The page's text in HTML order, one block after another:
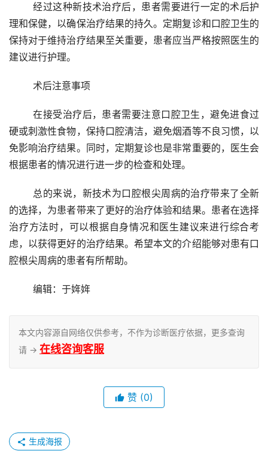
	经过这种新技术治疗后，患者需要进行一定的术后护
理和保健，以确保治疗结果的持久。定期复诊和口腔卫生的
保持对于维持治疗结果至关重要，患者应当严格按照医生的
建议进行护理。
	术后注意事项
	在接受治疗后，患者需要注意口腔卫生，避免进食过
硬或刺激性食物，保持口腔清洁，避免烟酒等不良习惯，以
免影响治疗结果。同时，定期复诊也是非常重要的，医生会
根据患者的情况进行进一步的检查和处理。
的选择，为患者带来了更好的治疗体验和结果。患者在选择
治疗方法时，可以根据自身情况和医生建议来进行综合考
虑，以获得更好的治疗结果。希望本文的介绍能够对患有口
腔根尖周病的患者有所帮助。
	编辑：于姩姩
本文内容源自网络仅供参考，不作为诊断医疗依据，更多查询
请 → 在线咨询客服
赞 (0)
生成海报